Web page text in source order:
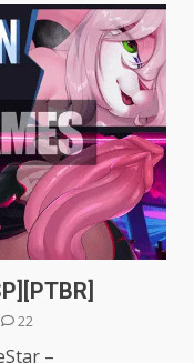
22
–